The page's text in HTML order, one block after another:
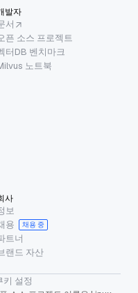
발자
서
픈 소스 프로젝트
터DB 벤치마크
노트북
사
보
용
채용 중
트너
랜드 자산
키 설정